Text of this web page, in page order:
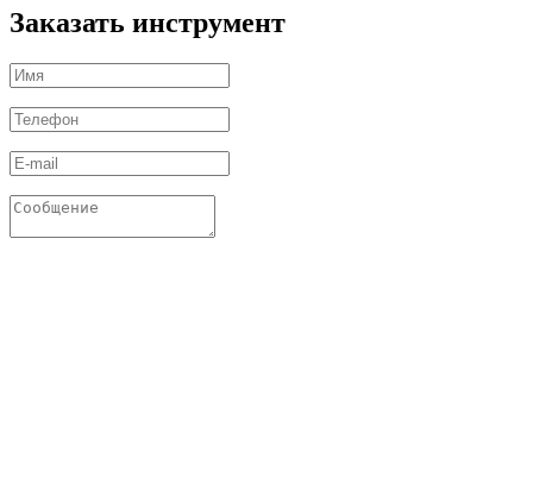
Заказать инструмент